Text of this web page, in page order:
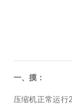
一、摸：
压缩机正常运行